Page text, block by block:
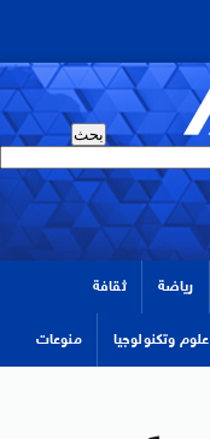
رياضة ثقافة
علوم وتكنولوجيا منوعات